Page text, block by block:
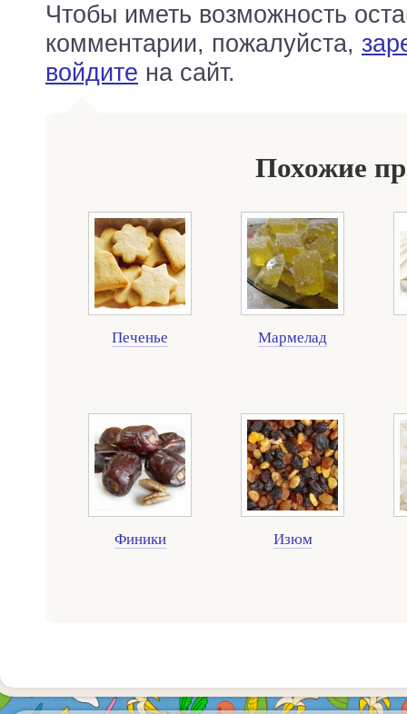
Чтобы иметь возможность
комментарии, пожалуйста,
войдите на сайт.
Похожие
Печенье Мармелад
Финики Изюм